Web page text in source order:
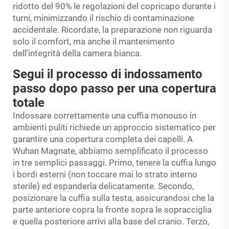
ridotto del 90% le regolazioni del copricapo durante i
turni, minimizzando il rischio di contaminazione
accidentale. Ricordate, la preparazione non riguarda
solo il comfort, ma anche il mantenimento
dell'integrità della camera bianca.
Segui il processo di indossamento
passo dopo passo per una copertura
totale
Indossare correttamente una cuffia monouso in
ambienti puliti richiede un approccio sistematico per
garantire una copertura completa dei capelli. A
Wuhan Magnate, abbiamo semplificato il processo
in tre semplici passaggi. Primo, tenere la cuffia lungo
i bordi esterni (non toccare mai lo strato interno
sterile) ed espanderla delicatamente. Secondo,
posizionare la cuffia sulla testa, assicurandosi che la
parte anteriore copra la fronte sopra le sopracciglia
e quella posteriore arrivi alla base del cranio. Terzo,